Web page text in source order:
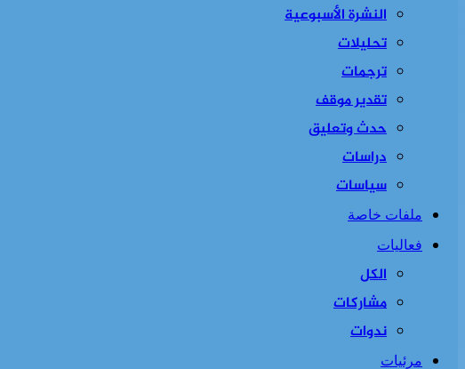
النشرة الأسبوعية
تحليلات
ترجمات
تقدير موقف
حدث وتعليق
دراسات
سياسات
ملفات خاصة
فعاليات
الكل
مشاركات
ندوات
مرئيات